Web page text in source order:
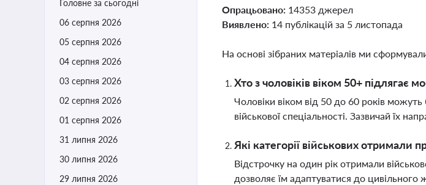
Головне за сьогодні
06 серпня 2026
05 серпня 2026
04 серпня 2026
03 серпня 2026
02 серпня 2026
01 серпня 2026
31 липня 2026
30 липня 2026
29 липня 2026
Опрацьовано: 14353 джерел
Виявлено: 14 публікацій за 5 листопада
На основі зібраних матеріалів ми
Хто з чоловіків віком 50+ підлягає
Чоловіки віком від 50 до 60 років можуть
військової спеціальності. Зазвичай їх
Які категорії військових отримали
Відстрочку на один рік отримали
дозволяє їм адаптуватися до цивільного